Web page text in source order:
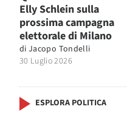
Elly Schlein sulla
prossima campagna
elettorale di Milano
di Jacopo Tondelli
30 Luglio 2026
ESPLORA POLITICA